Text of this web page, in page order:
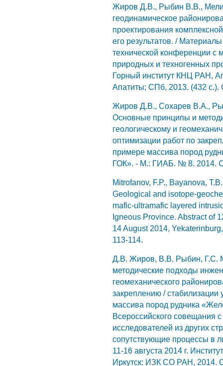
Жиров Д.В., Рыбин В.В.,
геодинамическое
проектирования
его результатов. /
технической конференции с
природных и техногенных
Горный институт КНЦ РАН,
Апатиты; СПб, 2013. (432 с.).
Жиров Д.В., Сохарев В.А.,
Основные принципы и
геологическому и
оптимизации работ по
примере массива пород
ГОК». - М.: ГИАБ. № 8. 2014.
Mitrofanov, F.P., Bayanova,
Geological and isotope-
mafic-ultramafic layered
Igneous Province. Abstract of
14 August 2014,
113-114.
Д.В. Жиров, В.В. Рыбин, Г.С.
методические подходы
геомеханического
закреплению / стабилизации
массива пород рудника
Всероссийского совещания
исследователей из других
сопутствующие процессы в
11-16 августа 2014 г.
Иркутск: ИЗК СО РАН, 2014.